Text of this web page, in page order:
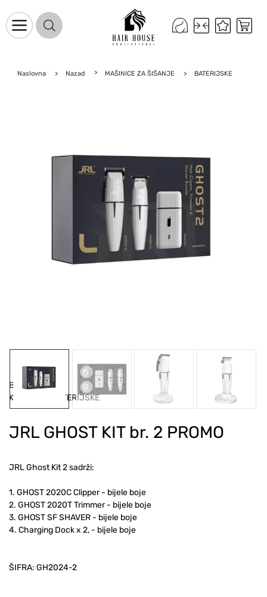
Naslovna Nazad MAŠINICE ZA ŠIŠANJE BATERIJSKE
BrandJRL
Kategorija: BATERIJSKE
JRL GHOST KIT br. 2 PROMO
JRL Ghost Kit 2 sadrži:
1. GHOST 2020C Clipper - bijele boje
2. GHOST 2020T Trimmer - bijele boje
3. GHOST SF SHAVER - bijele boje
4. Charging Dock x 2, - bijele boje
ŠIFRA: GH2024-2